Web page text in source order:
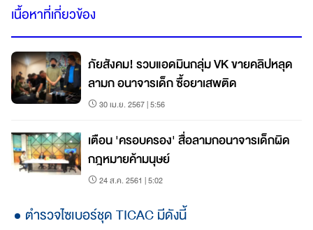
เนื้อหาที่เกี่ยวข้อง
ภัยสังคม! รวบแอดมินกลุ่ม VK ขายคลิปหลุด
ลามก อนาจารเด็ก ซื้อยาเสพติด
30 เม.ย. 2567 | 5:56
เตือน 'ครอบครอง' สื่อลามกอนาจารเด็กผิด
กฎหมายค้ามนุษย์
24 ส.ค. 2561 | 5:02
ตำรวจไซเบอร์ชุด TICAC มีดังนี้